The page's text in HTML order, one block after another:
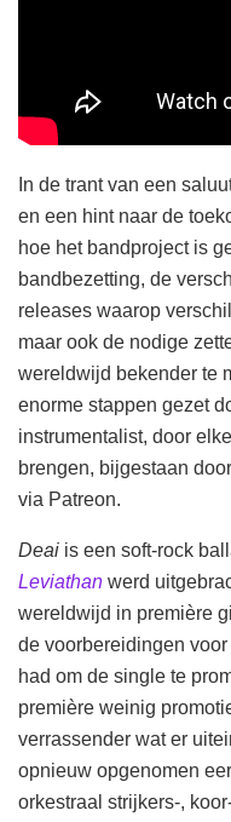
In de trant van een
en een hint naar de
hoe het bandproject is
bandbezetting, de
releases waarop
maar ook de nodige
wereldwijd bekender te
enorme stappen gezet
instrumentalist, door
brengen, bijgestaan
via Patreon.
Deai is een soft-rock
Leviathan werd
wereldwijd in première
de voorbereidingen
had om de single te
première weinig
verrassender wat er
opnieuw opgenomen
orkestraal strijkers-,